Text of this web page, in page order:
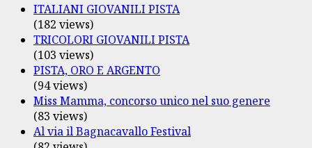
ITALIANI GIOVANILI PISTA
(182 views)
TRICOLORI GIOVANILI PISTA
(103 views)
PISTA, ORO E ARGENTO
(94 views)
Miss Mamma, concorso unico nel suo genere
(83 views)
Al via il Bagnacavallo Festival